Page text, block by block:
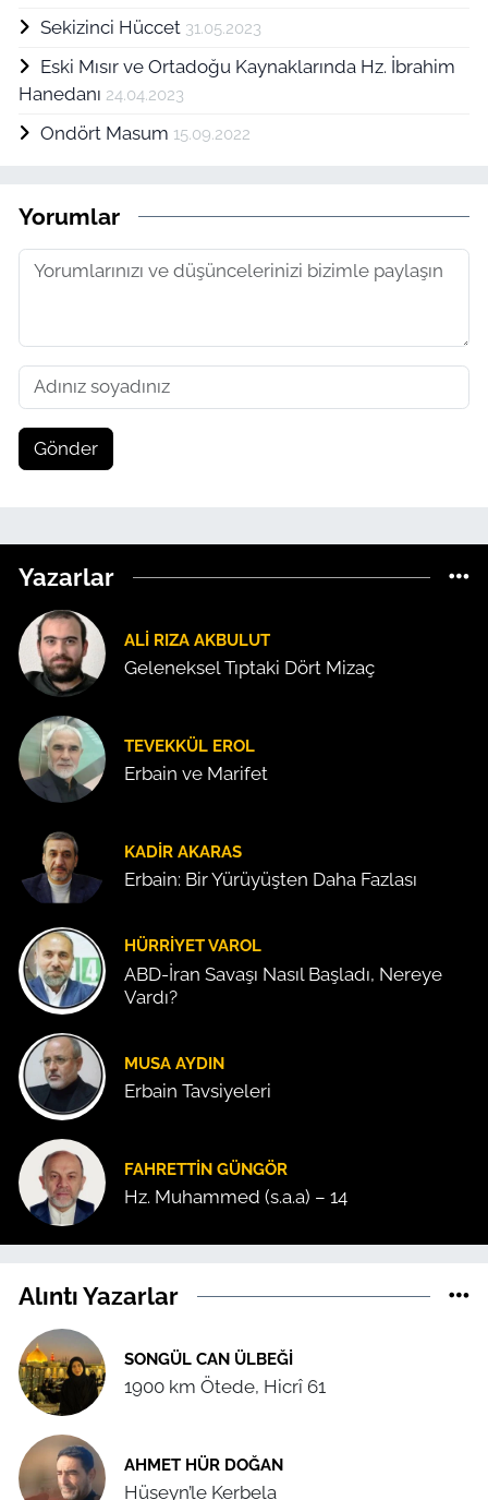
Sekizinci Hüccet 31.05.2023
Eski Mısır ve Ortadoğu Kaynaklarında Hz. İbrahim
Hanedanı 24.04.2023
Ondört Masum 15.09.2022
Yorumlar
Gönder
Yazarlar
ALI RIZA AKBULUT
Geleneksel Tıptaki Dört Mizaç
TEVEKKÜL EROL
Erbain ve Marifet
KADIR AKARAS
Erbain: Bir Yürüyüşten Daha Fazlası
HÜRRIYET VAROL
ABD-İran Savaşı Nasıl Başladı, Nereye
Vardı?
MUSA AYDIN
Erbain Tavsiyeleri
FAHRETTIN GÜNGÖR
Hz. Muhammed (s.a.a) – 14
Alıntı Yazarlar
SONGÜL CAN ÜLBEĞI
1900 km Ötede, Hicrî 61
AHMET HÜR DOĞAN
Hüseyn’le Kerbela